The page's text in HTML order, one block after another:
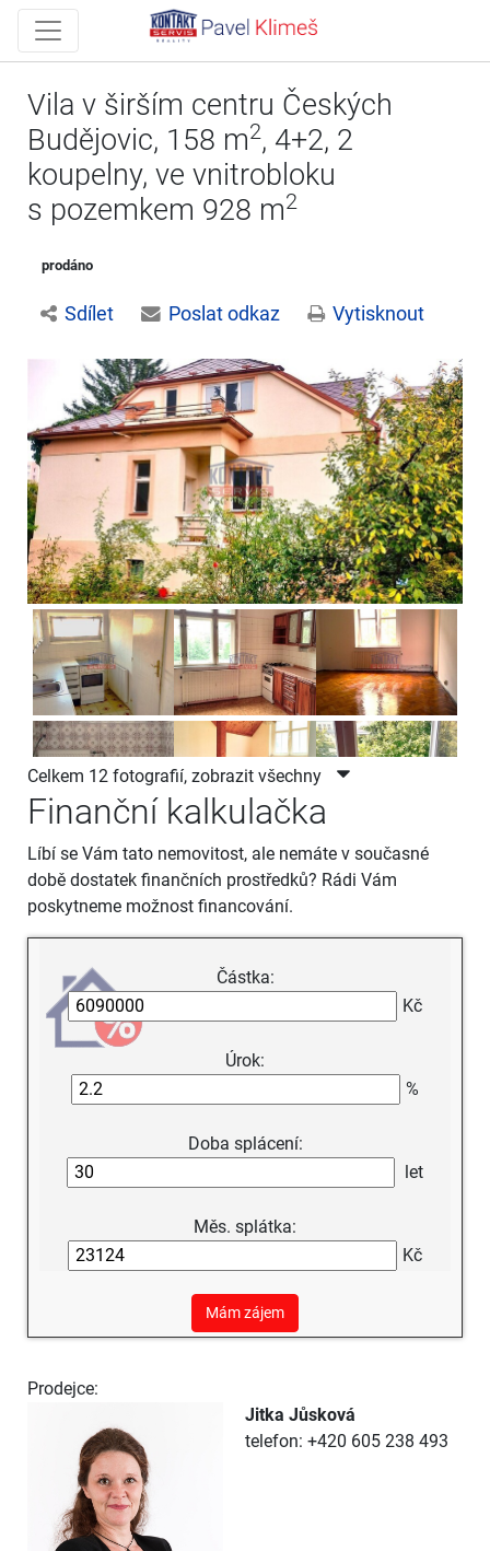
Vila v širším centru Českých
Budějovic, 158 m2, 4+2, 2
koupelny, ve vnitrobloku
s pozemkem 928 m2
prodáno
Sdílet Poslat odkaz Vytisknout
Celkem 12 fotografií, zobrazit všechny
Finanční kalkulačka
Líbí se Vám tato nemovitost, ale nemáte v současné
době dostatek finančních prostředků? Rádi Vám
poskytneme možnost financování.
Částka:
Kč
Úrok:
%
Doba splácení:
let
Měs. splátka:
Kč
Mám zájem
Prodejce:
Jitka Jůsková
telefon: +420 605 238 493